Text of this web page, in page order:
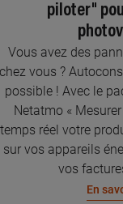
piloter"
Vous avez des
chez vous ?
possible ! Avec le
Netatmo «
temps réel votre
sur vos appareils
vos
En